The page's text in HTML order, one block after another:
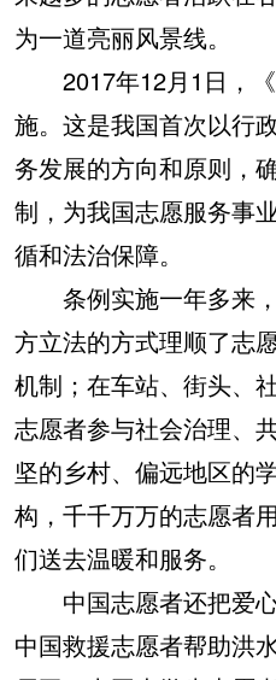
为一道亮丽风景线。
2017年12月1日，《
施。这是我国首次以行
务发展的方向和原则，
制，为我国志愿服务事
循和法治保障。
条例实施一年多来，
方立法的方式理顺了志
机制；在车站、街头、
志愿者参与社会治理、
坚的乡村、偏远地区的
构，千千万万的志愿者
们送去温暖和服务。
中国志愿者还把爱心
中国救援志愿者帮助洪